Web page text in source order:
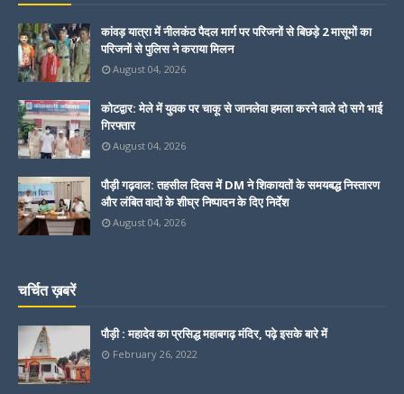
कांवड़ यात्रा में नीलकंठ पैदल मार्ग पर परिजनों से बिछड़े 2 मासूमों का
परिजनों से पुलिस ने कराया मिलन
August 04, 2026
कोटद्वार: मेले में युवक पर चाकू से जानलेवा हमला करने वाले दो सगे भाई
गिरफ्तार
August 04, 2026
पौड़ी गढ़वाल: तहसील दिवस में DM ने शिकायतों के समयबद्ध निस्तारण
और लंबित वादों के शीघ्र निष्पादन के दिए निर्देश
August 04, 2026
चर्चित ख़बरें
पौड़ी : महादेव का प्रसिद्ध महाबगढ़ मंदिर, पढ़े इसके बारे में
February 26, 2022